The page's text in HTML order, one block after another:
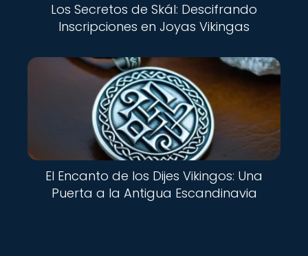
Los Secretos de Skál: Descifrando
Inscripciones en Joyas Vikingas
El Encanto de los Dijes Vikingos: Una
Puerta a la Antigua Escandinavia